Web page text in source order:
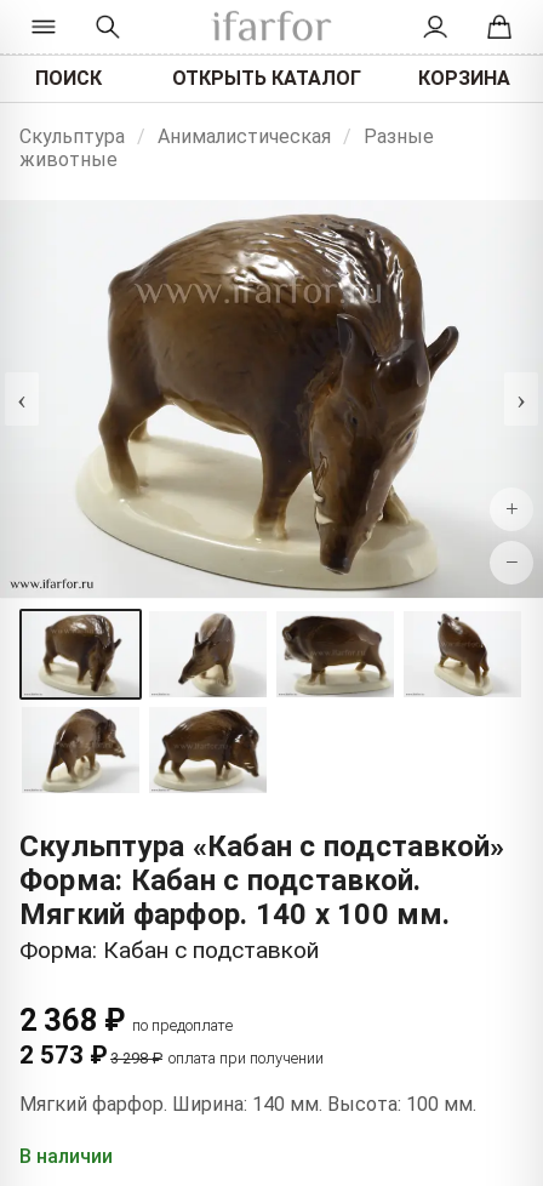
ПОИСК ОТКРЫТЬ КАТАЛОГ КОРЗИНА
Скульптура / Анималистическая /
Разные
животные
‹ ›
+
−
Скульптура «Кабан с подставкой»
Форма: Кабан с подставкой.
Мягкий фарфор. 140 x 100 мм.
Форма: Кабан с подставкой
2 368 ₽ по предоплате
2 573 ₽ 3 298 ₽ оплата при получении
Мягкий фарфор. Ширина: 140 мм. Высота: 100 мм.
В наличии